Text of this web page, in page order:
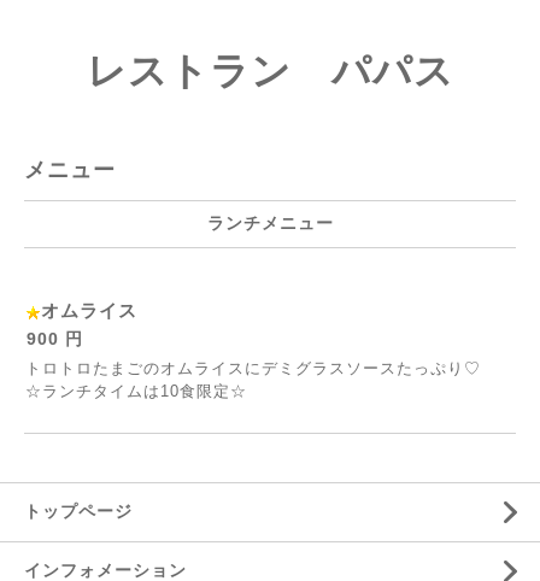
レストラン パパス
メニュー
ランチメニュー
オムライス
900 円
トロトロたまごのオムライスにデミグラスソースたっぷり♡
☆ランチタイムは10食限定☆
トップページ
インフォメーション